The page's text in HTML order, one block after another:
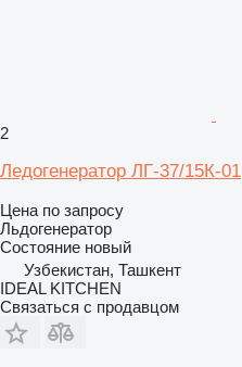
2
Ледогенератор ЛГ-37/15К-01
Цена по запросу
Льдогенератор
Состояние новый
Узбекистан, Ташкент
IDEAL KITCHEN
Связаться с продавцом